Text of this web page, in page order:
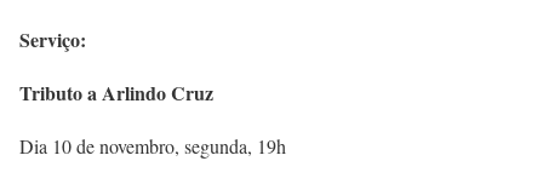
Serviço:
Tributo a Arlindo Cruz
Dia 10 de novembro, segunda, 19h